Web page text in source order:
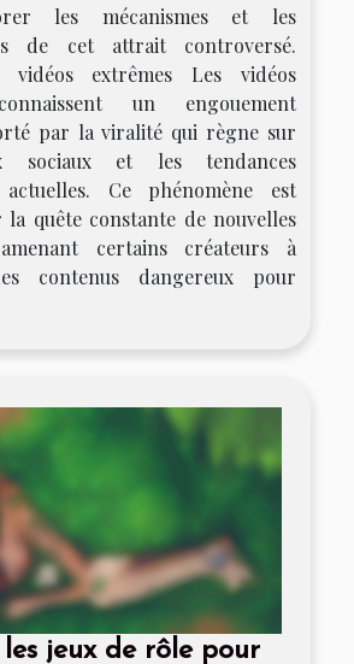
les mécanismes et les
de cet attrait controversé.
vidéos extrêmes Les vidéos
un engouement
par la viralité qui règne sur
sociaux et les tendances
actuelles. Ce phénomène est
la quête constante de nouvelles
amenant certains créateurs à
contenus dangereux pour
jeux de rôle pour